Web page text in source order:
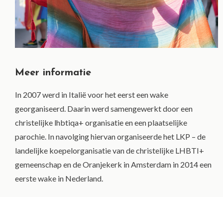
Meer informatie
In 2007 werd in Italië voor het eerst een wake
georganiseerd. Daarin werd samengewerkt door een
christelijke lhbtiqa+ organisatie en een plaatselijke
parochie. In navolging hiervan organiseerde het LKP – de
landelijke koepelorganisatie van de christelijke LHBTI+
gemeenschap en de Oranjekerk in Amsterdam in 2014 een
eerste wake in Nederland.